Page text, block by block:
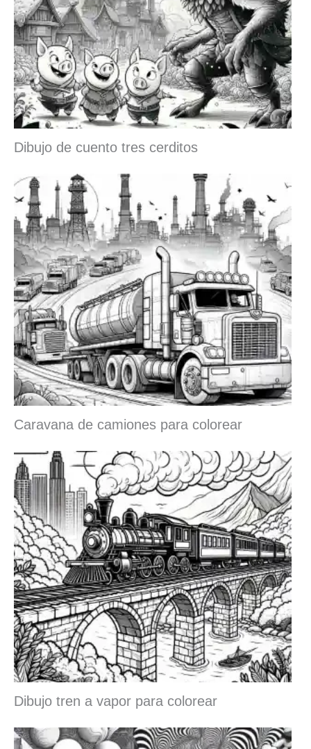
Dibujo de cuento tres cerditos
Caravana de camiones para colorear
Dibujo tren a vapor para colorear